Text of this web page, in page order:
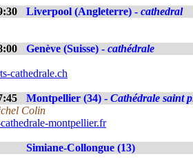
Liverpool (Angleterre) - cathedral
Genève (Suisse) - cathédrale
cathedrale.ch
Montpellier (34) - Cathédrale saint
Colin
montpellier.fr
Simiane-Collongue (13)